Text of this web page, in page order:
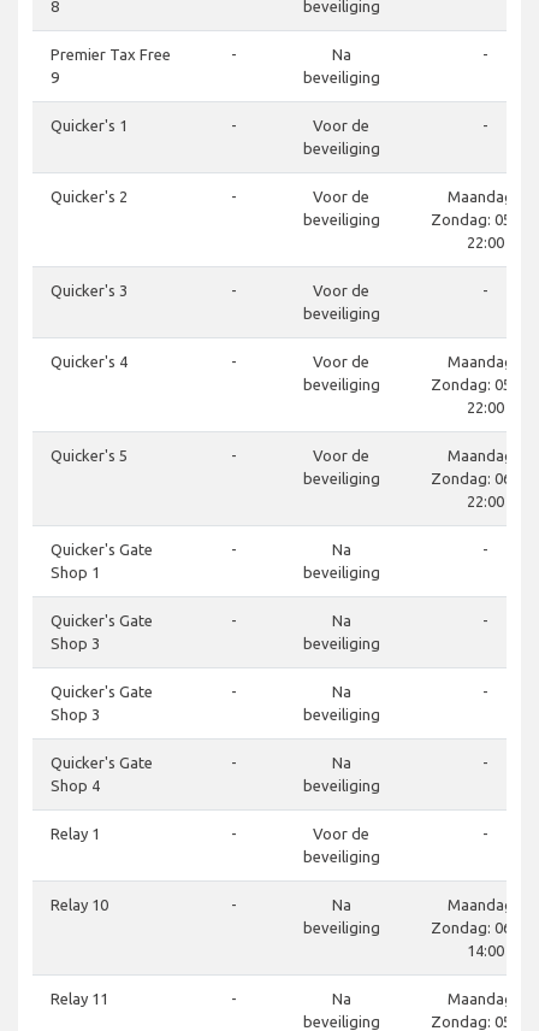
8
beveiliging
Premier Tax Free
9
-
Na
beveiliging
-
Quicker's 1 -
Voor de
beveiliging
-
Quicker's 2 -
Voor de
beveiliging
Maandag -
Zondag: 05:00
22:00
Quicker's 3 -
Voor de
beveiliging
-
Quicker's 4 -
Voor de
beveiliging
Maandag -
Zondag: 05:30
22:00
Quicker's 5 -
Voor de
beveiliging
Maandag -
Zondag: 06:00
22:00
Quicker's Gate
Shop 1
-
Na
beveiliging
-
Quicker's Gate
Shop 3
-
Na
beveiliging
-
Quicker's Gate
Shop 3
-
Na
beveiliging
-
Quicker's Gate
Shop 4
-
Na
beveiliging
-
Relay 1 -
Voor de
beveiliging
-
Relay 10 -
Na
beveiliging
Maandag -
Zondag: 06:00
14:00
Relay 11 -
Na
beveiliging
Maandag -
Zondag: 05:30